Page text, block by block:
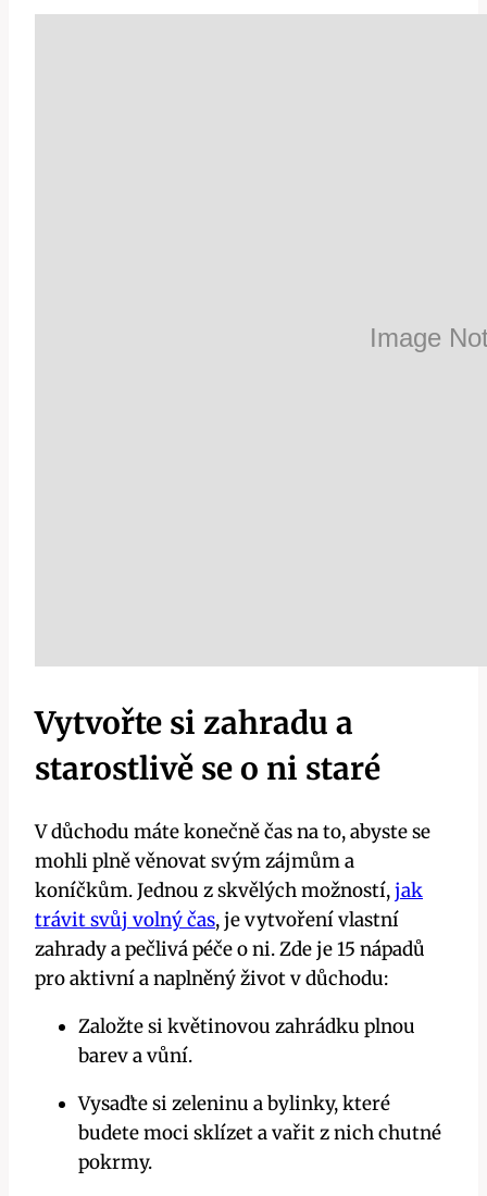
Vytvořte si zahradu a
starostlivě se o ni staré
V důchodu máte konečně čas na to, abyste se
mohli plně věnovat svým zájmům a
koníčkům. Jednou z skvělých možností,jak
trávit svůj volný čas, je vytvoření vlastní
zahrady a pečlivá péče o ni. Zde je 15 nápadů
pro aktivní a naplněný život v důchodu:
Založte si květinovou zahrádku plnou
barev a vůní.
Vysaďte si zeleninu a bylinky, které
budete moci sklízet a vařit z nich chutné
pokrmy.